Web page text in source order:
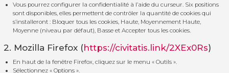
Vous pourrez configurer la confidentialité à l’aide du curseur. Six positions
sont disponibles, elles permettent de contrôler la quantité de cookies qui
s’installeront : Bloquer tous les cookies, Haute, Moyennement Haute,
Moyenne (niveau par défaut), Basse et Accepter tous les cookies.
2. Mozilla Firefox (https://civitatis.link/2XEx0Rs)
En haut de la fenêtre Firefox, cliquez sur le menu « Outils ».
Sélectionnez « Options ».